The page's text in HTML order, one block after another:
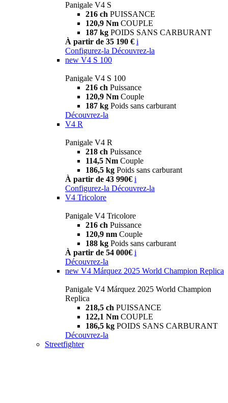
Panigale V4 S
216 ch PUISSANCE
120,9 Nm COUPLE
187 kg POIDS SANS CARBURANT
À partir de 35 190 € i
Configurez-la Découvrez-la
new V4 S 100
Panigale V4 S 100
216 ch Puissance
120,9 Nm Couple
187 kg Poids sans carburant
Découvrez-la
V4 R
Panigale V4 R
218 ch Puissance
114,5 Nm Couple
186,5 kg Poids sans carburant
À partir de 43 990€ i
Configurez-la Découvrez-la
V4 Tricolore
Panigale V4 Tricolore
216 ch Puissance
120,9 nm Couple
188 kg Poids sans carburant
À partir de 54 000€ i
Découvrez-la
new V4 Márquez 2025 World Champion Replica
Panigale V4 Márquez 2025 World Champion
Replica
218,5 ch PUISSANCE
122,1 Nm COUPLE
186,5 kg POIDS SANS CARBURANT
Découvrez-la
Streetfighter